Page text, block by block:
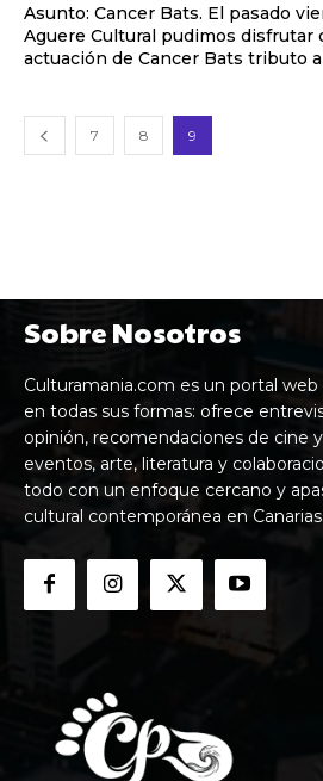
Asunto: Cancer Bats. El pasado
Aguere Cultural pudimos disfrutar
actuación de Cancer Bats tributo a
7 8 9
Sobre Nosotros
Culturamania.com es un portal web
en todas sus formas: ofrece
opinión, recomendaciones de cine
eventos, arte, literatura y
todo con un enfoque cercano y
cultural contemporánea en Canarias.